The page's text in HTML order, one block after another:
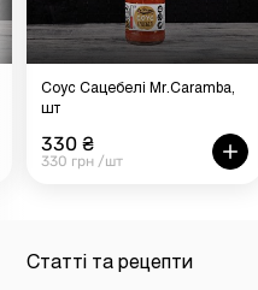
Соус Сацебелі Mr.Caramba,
шт
330 ₴
330 грн /шт
Статті та рецепти